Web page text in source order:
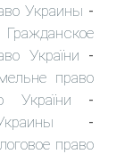
Украины -
Гражданское
України -
право
України -
-
право